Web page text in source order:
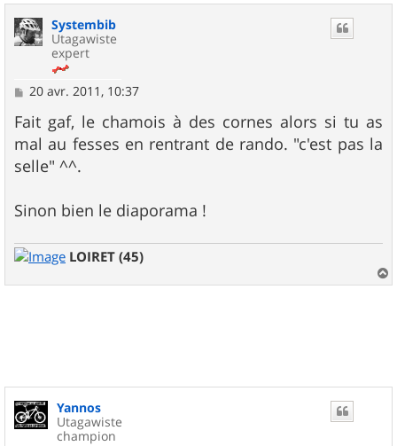
Systembib
Utagawiste
expert
M
s
s
a
g
e
20 avr. 2011, 10:37
Fait gaf, le chamois à des cornes alors si tu as
mal au fesses en rentrant de rando. "c'est pas la
selle" ^^.
Sinon bien le diaporama !
LOIRET (45)
a
Yannos
Utagawiste
champion